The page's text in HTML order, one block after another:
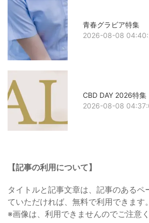
青春グラビア特集
2026-08-08
CBD DAY 2026特集
2026-08-08
【記事の利用について】
タイトルと記事文章は、記事のあるペ
ていただければ、無料で利用できます。
※画像は、利用できませんのでご注意く